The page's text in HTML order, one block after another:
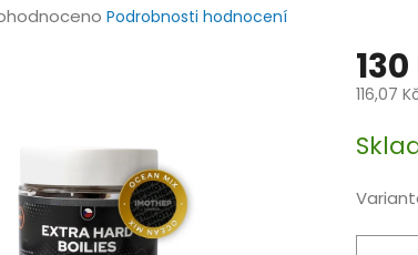
Podrobnosti hodnocení
116,07
cena: